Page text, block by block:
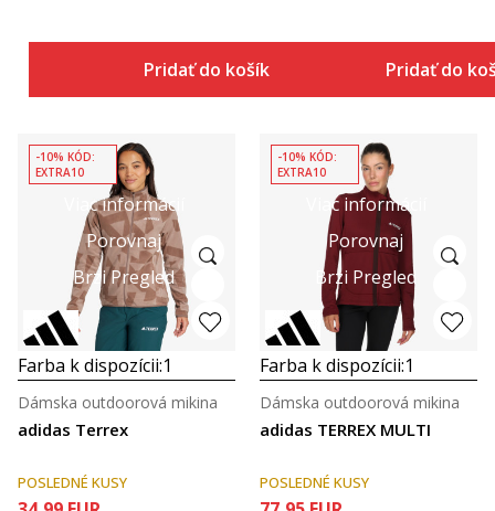
Pridať do košíka Pridať do
Viac informácií
Porovnaj
Brzi Pregled
-10% KÓD:
EXTRA10
Farba k dispozícii:1
adidas Terrex
Dámska outdoorová mikina
POSLEDNÉ KUSY
Viac informácií
Porovnaj
Brzi Pregled
-10% KÓD:
EXTRA10
Farba k dispozícii:1
adidas TERREX MULTI
Dámska outdoorová mikina
POSLEDNÉ KUSY